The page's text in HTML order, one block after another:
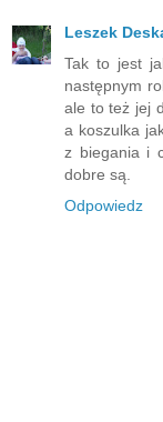
Leszek
Tak to jest
następnym
ale to też jej
a koszulka
z biegania i
dobre są.
Odpowiedz